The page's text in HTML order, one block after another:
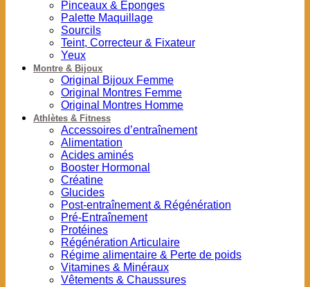
Pinceaux & Éponges
Palette Maquillage
Sourcils
Teint, Correcteur & Fixateur
Yeux
Montre & Bijoux
Original Bijoux Femme
Original Montres Femme
Original Montres Homme
Athlètes & Fitness
Accessoires d’entraînement
Alimentation
Acides aminés
Booster Hormonal
Créatine
Glucides
Post-entraînement & Régénération
Pré-Entraînement
Protéines
Régénération Articulaire
Régime alimentaire & Perte de poids
Vitamines & Minéraux
Vêtements & Chaussures